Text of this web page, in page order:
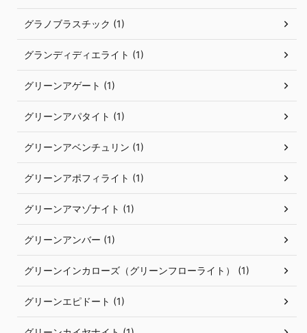
グラノブラスチック (1)
グランディディエライト (1)
グリーンアゲート (1)
グリーンアパタイト (1)
グリーンアベンチュリン (1)
グリーンアポフィライト (1)
グリーンアマゾナイト (1)
グリーンアンバー (1)
グリーンインカローズ（グリーンフローライト） (1)
グリーンエピドート (1)